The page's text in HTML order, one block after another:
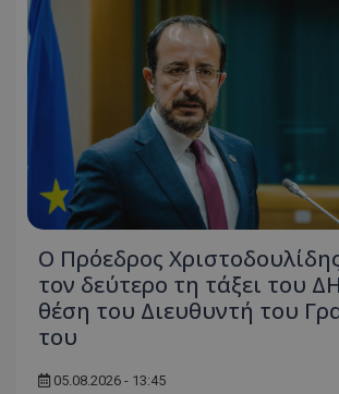
Ο Πρόεδρος
τον δεύτερο τη τάξει του
θέση του Διευθυντή του
του
05.08.2026 - 13:45